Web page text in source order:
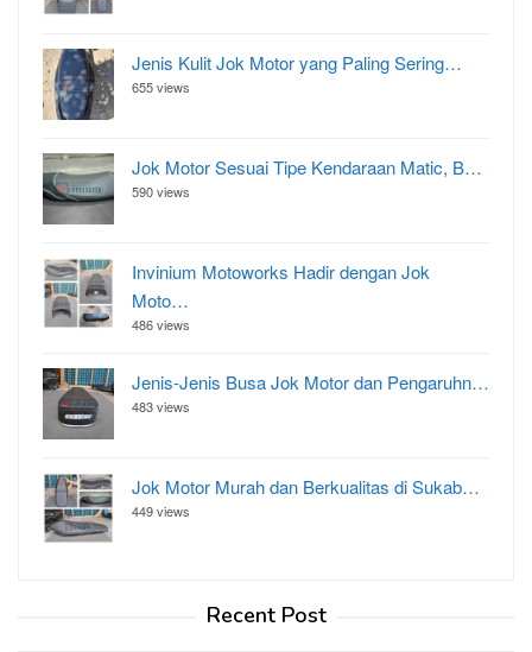
Jenis Kulit Jok Motor yang Paling Sering…
655 views
Jok Motor Sesuai Tipe Kendaraan Matic, B…
590 views
Invinium Motoworks Hadir dengan Jok
Moto…
486 views
Jenis-Jenis Busa Jok Motor dan Pengaruhn…
483 views
Jok Motor Murah dan Berkualitas di Sukab…
449 views
Recent Post